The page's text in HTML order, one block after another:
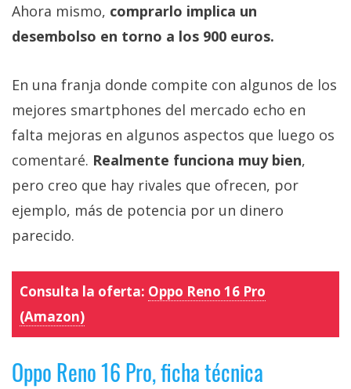
Ahora mismo, comprarlo implica un
desembolso en torno a los 900 euros.
En una franja donde compite con algunos de los
mejores smartphones del mercado echo en
falta mejoras en algunos aspectos que luego os
comentaré. Realmente funciona muy bien,
pero creo que hay rivales que ofrecen, por
ejemplo, más de potencia por un dinero
parecido.
Consulta la oferta: Oppo Reno 16 Pro
(Amazon)
Oppo Reno 16 Pro, ficha técnica